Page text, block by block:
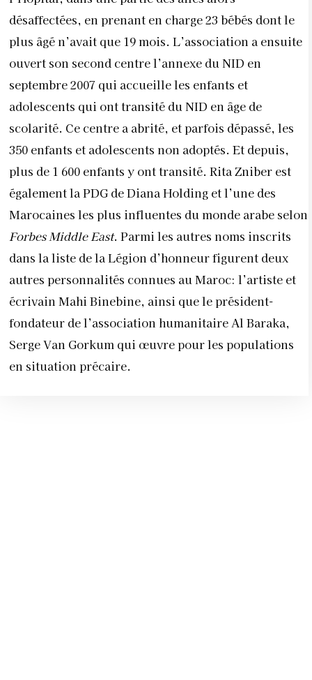
désaffectées, en prenant en charge 23 bébés dont le
plus âgé n’avait que 19 mois. L’association a ensuite
ouvert son second centre l’annexe du NID en
septembre 2007 qui accueille les enfants et
adolescents qui ont transité du NID en âge de
scolarité. Ce centre a abrité, et parfois dépassé, les
350 enfants et adolescents non adoptés. Et depuis,
plus de 1 600 enfants y ont transité. Rita Zniber est
également la PDG de Diana Holding et l’une des
Marocaines les plus influentes du monde arabe selon
Forbes Middle East. Parmi les autres noms inscrits
dans la liste de la Légion d’honneur figurent deux
autres personnalités connues au Maroc: l’artiste et
écrivain Mahi Binebine, ainsi que le président-
fondateur de l’association humanitaire Al Baraka,
Serge Van Gorkum qui œuvre pour les populations
en situation précaire.